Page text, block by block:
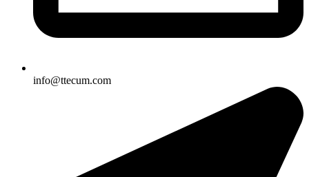
info@ttecum.com